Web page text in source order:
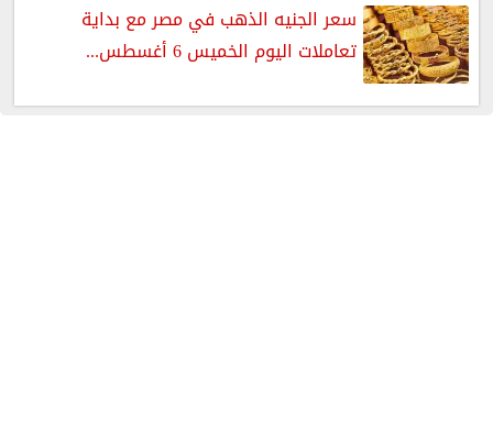
سعر الجنيه الذهب في مصر مع بداية
تعاملات اليوم الخميس 6 أغسطس...